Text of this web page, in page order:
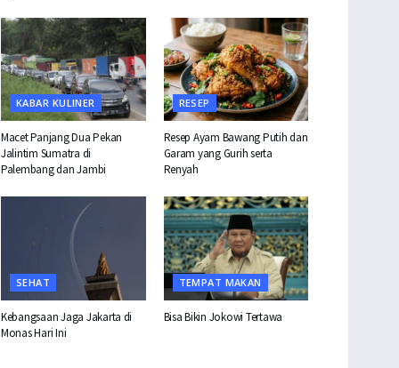
KABAR KULINER
Macet Panjang Dua Pekan
Jalintim Sumatra di
Palembang dan Jambi
RESEP
Resep Ayam Bawang Putih dan
Garam yang Gurih serta
Renyah
SEHAT
Kebangsaan Jaga Jakarta di
Monas Hari Ini
TEMPAT MAKAN
Bisa Bikin Jokowi Tertawa